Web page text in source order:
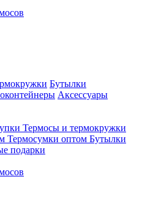
Бутылки
Аксессуары
Термосы и термокружки
Термосумки оптом Бутылки
подарки